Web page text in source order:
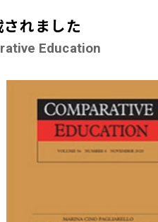
れました
Education